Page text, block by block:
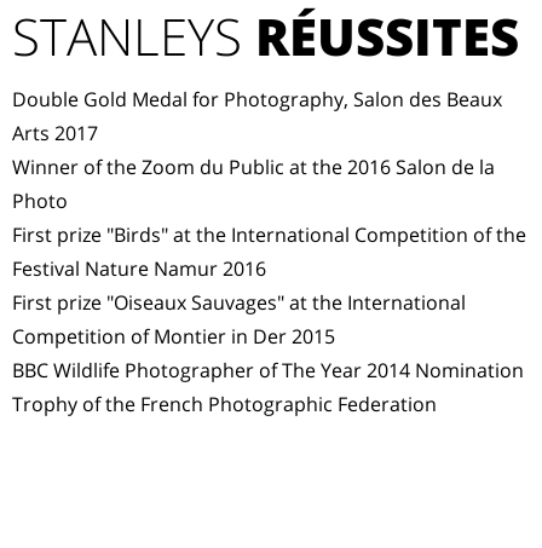
STANLEYS RÉUSSITES
Double Gold Medal for Photography, Salon des Beaux
Arts 2017
Winner of the Zoom du Public at the 2016 Salon de la
Photo
First prize "Birds" at the International Competition of the
Festival Nature Namur 2016
First prize "Oiseaux Sauvages" at the International
Competition of Montier in Der 2015
BBC Wildlife Photographer of The Year 2014 Nomination
Trophy of the French Photographic Federation